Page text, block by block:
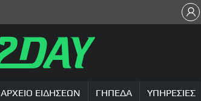
ΑΡΧΕΙΟ ΕΙΔΗΣΕΩΝ ΓΗΠΕΔΑ ΥΠΗΡΕΣΙΕΣ